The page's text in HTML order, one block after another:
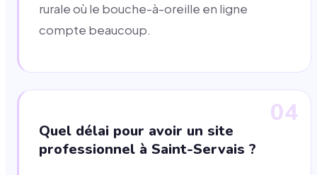
rurale où le bouche-à-oreille en ligne
compte beaucoup.
04
Quel délai pour avoir un site
professionnel à Saint-Servais ?